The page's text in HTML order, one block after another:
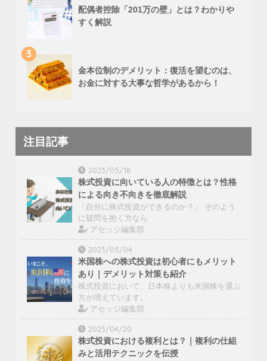
配偶者控除「201万の壁」とは？わかりや
すく解説
3
金本位制のデメリット：復活を望むのは、
お金に対する大事な哲学があるから！
注目記事
2023/05/18
株式投資に向いている人の特徴とは？性格
による向き不向きを徹底解説
「自分に株式投資ができるのか？」 そのよう
に疑問を抱く方なら
アセッジ編集部
2023/05/04
米国株への株式投資は初心者にもメリット
あり｜デメリット対策も紹介
株式投資において、日本株よりも米国株を選ぶ
方が増えています。
アセッジ編集部
2023/04/20
株式投資における複利とは？｜複利の仕組
みと活用テクニックを伝授